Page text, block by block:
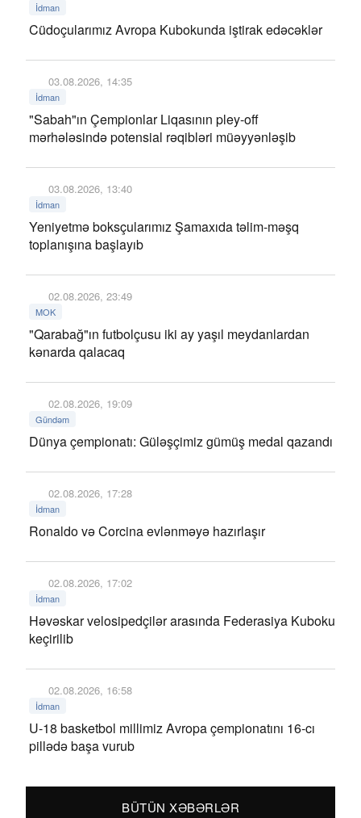
İdman
Cüdoçularımız Avropa Kubokunda iştirak edəcəklər
03.08.2026, 14:35
İdman
"Sabah"ın Çempionlar Liqasının pley-off
mərhələsində potensial rəqibləri müəyyənləşib
03.08.2026, 13:40
İdman
Yeniyetmə boksçularımız Şamaxıda təlim-məşq
toplanışına başlayıb
02.08.2026, 23:49
MOK
"Qarabağ"ın futbolçusu iki ay yaşıl meydanlardan
kənarda qalacaq
02.08.2026, 19:09
Gündəm
Dünya çempionatı: Güləşçimiz gümüş medal qazandı
02.08.2026, 17:28
İdman
Ronaldo və Corcina evlənməyə hazırlaşır
02.08.2026, 17:02
İdman
Həvəskar velosipedçilər arasında Federasiya Kuboku
keçirilib
02.08.2026, 16:58
İdman
U-18 basketbol millimiz Avropa çempionatını 16-cı
pillədə başa vurub
BÜTÜN XƏBƏRLƏR